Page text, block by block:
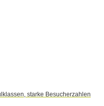
starke Besucherzahlen